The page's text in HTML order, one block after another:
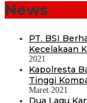
News
PT. BSI
Kecelakaan
2021
Kapolresta
Tinggi
Maret 2021
Dua Lagu